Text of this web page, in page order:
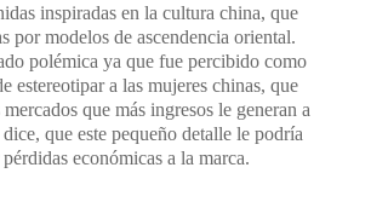
inspiradas en la cultura china, que
por modelos de ascendencia oriental.
polémica ya que fue percibido como
estereotipar a las mujeres chinas, que
que más ingresos le generan a
que este pequeño detalle le podría
pérdidas económicas a la marca.